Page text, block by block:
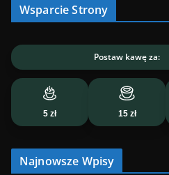
Wsparcie Strony
Postaw kawę za:
5 zł 15 zł
Najnowsze Wpisy